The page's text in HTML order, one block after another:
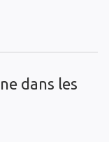
dans les